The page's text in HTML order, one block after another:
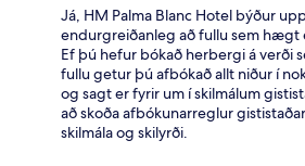
Já, HM Palma Blanc Hotel býður
endurgreiðanleg að fullu sem hægt
Ef þú hefur bókað herbergi á verði
fullu getur þú afbókað allt niður í
og sagt er fyrir um í skilmálum
að skoða afbókunarreglur
skilmála og skilyrði.